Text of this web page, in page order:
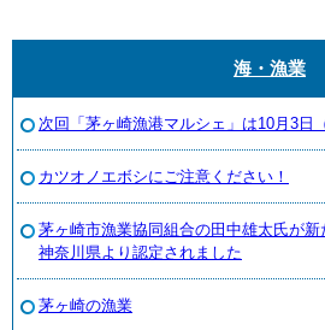
海・漁業
次回「茅ヶ崎漁港マルシェ」は10月3日
カツオノエボシにご注意ください！
茅ヶ崎市漁業協同組合の田中雄太氏が
神奈川県より認定されました
茅ヶ崎の漁業